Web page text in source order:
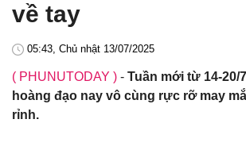
về tay
05:43, Chủ nhật 13/07/2025
( PHUNUTODAY ) - Tuần mới từ 14-20/
hoàng đạo nay vô cùng rực rỡ may
rỉnh.